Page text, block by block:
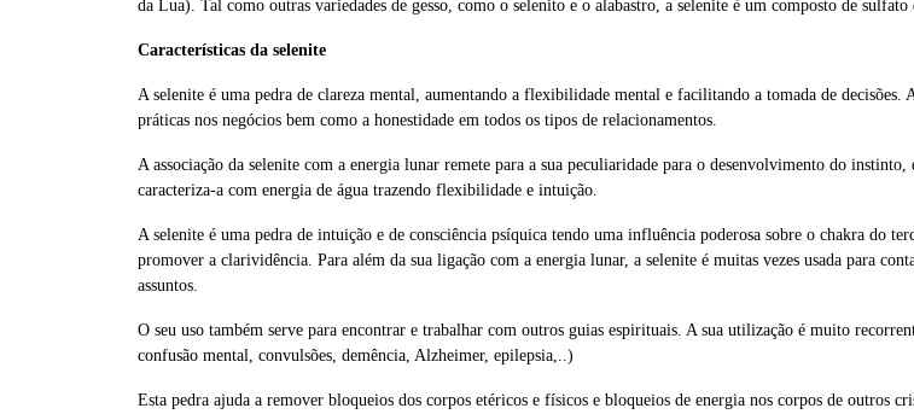
da Lua). Tal como outras variedades de gesso, como o selenito e o alabastro, a selenite é um composto de sulfato
Características da selenite
A selenite é uma pedra de clareza mental, aumentando a flexibilidade mental e facilitando a tomada de decisões.
práticas nos negócios bem como a honestidade em todos os tipos de relacionamentos.
A associação da selenite com a energia lunar remete para a sua peculiaridade para o desenvolvimento do
caracteriza-a com energia de água trazendo flexibilidade e intuição.
A selenite é uma pedra de intuição e de consciência psíquica tendo uma influência poderosa sobre o chakra do
promover a clarividência. Para além da sua ligação com a energia lunar, a selenite é muitas vezes usada para
assuntos.
O seu uso também serve para encontrar e trabalhar com outros guias espirituais. A sua utilização é muito
confusão mental, convulsões, demência, Alzheimer, epilepsia,..)
Esta pedra ajuda a remover bloqueios dos corpos etéricos e físicos e bloqueios de energia nos corpos de outros